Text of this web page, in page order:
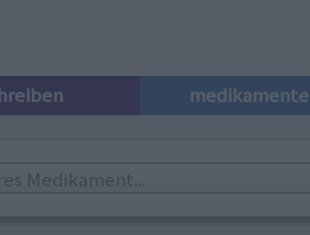
medikamente
Medikament...